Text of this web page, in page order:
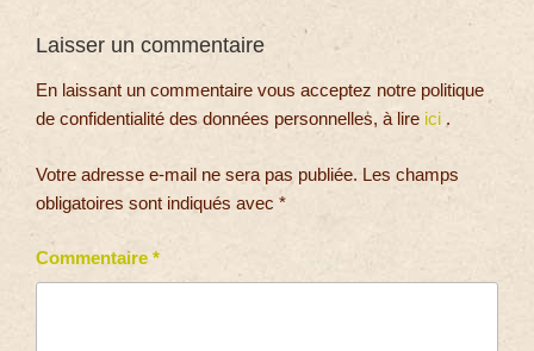
Laisser un commentaire
En laissant un commentaire vous acceptez notre politique
de confidentialité des données personnelles, à lire ici .
Votre adresse e-mail ne sera pas publiée. Les champs
obligatoires sont indiqués avec *
Commentaire *